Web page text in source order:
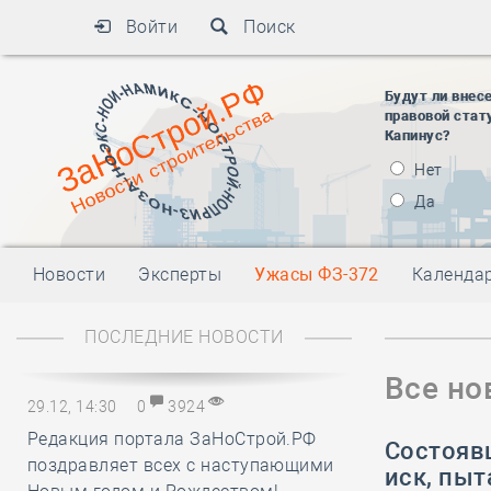
Войти Поиск
Будут ли
правовой
Капинус?
Нет
Да
Новости Эксперты Ужасы ФЗ-372
ПОСЛЕДНИЕ НОВОСТИ
29.12, 14:30 0 3924
Редакция портала ЗаНоСтрой.РФ
поздравляет всех с наступающими
Все
иск,